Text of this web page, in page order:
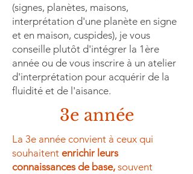
(signes, planètes, maisons,
interprétation d'une planète en signe
et en maison, cuspides), je vous
conseille plutôt d'intégrer la 1ère
année ou de vous inscrire à un atelier
d'interprétation pour acquérir de la
fluidité et de l'aisance.
3e année
La 3e année convient à ceux qui
souhaitent enrichir leurs
connaissances de base, souvent